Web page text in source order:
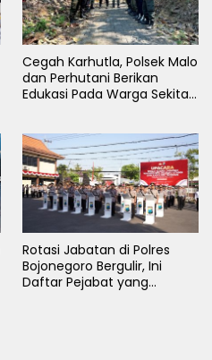
Cegah Karhutla, Polsek Malo
dan Perhutani Berikan
Edukasi Pada Warga Sekitar
Rotasi Jabatan di Polres
Bojonegoro Bergulir, Ini
Daftar Pejabat yang